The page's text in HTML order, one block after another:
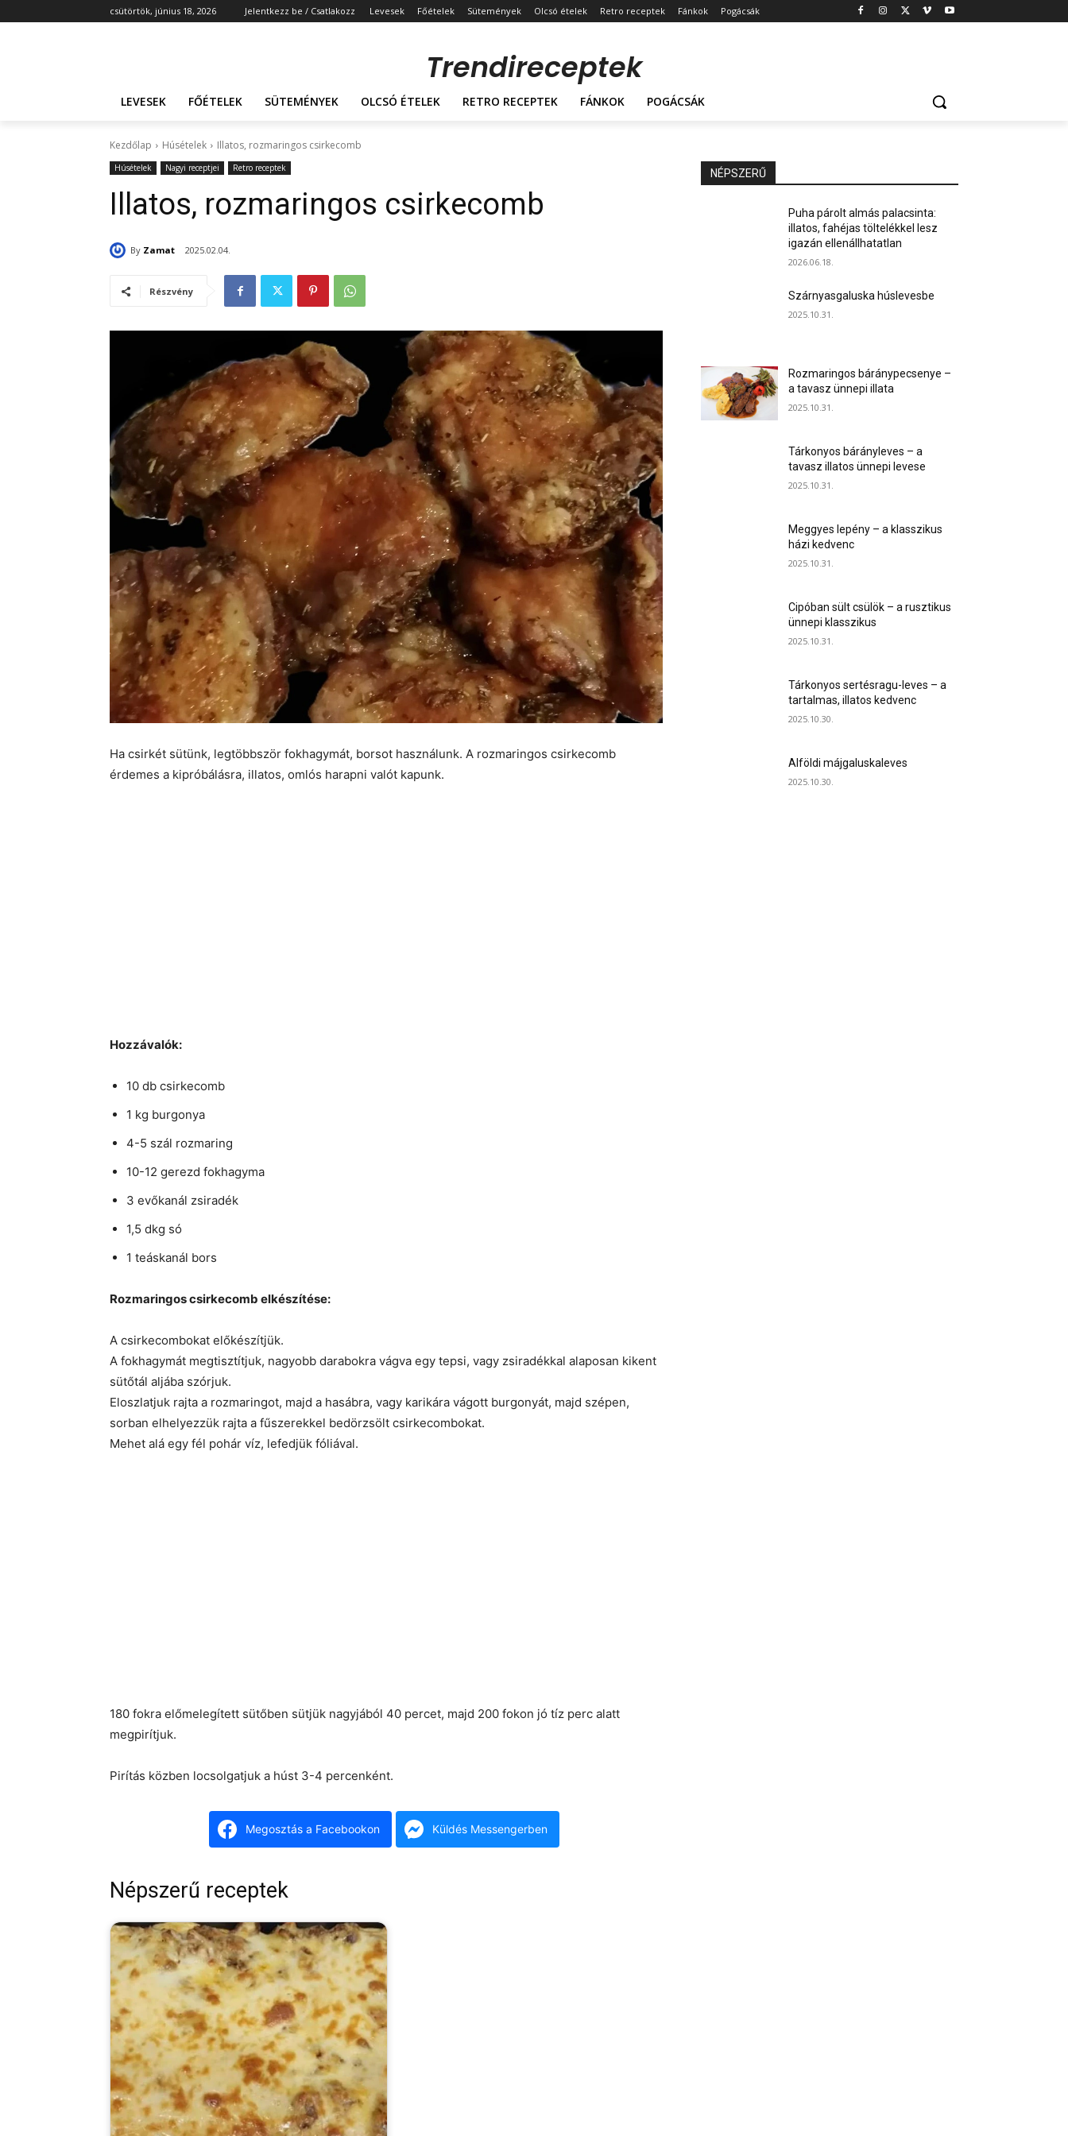
csütörtök, június 18, 2026 Jelentkezz be / Csatlakozz Levesek Főételek Sütemények Olcsó ételek Retro receptek Fánkok Pogácsák
Trendireceptek
LEVESEK FŐÉTELEK SÜTEMÉNYEK OLCSÓ ÉTELEK RETRO RECEPTEK FÁNKOK POGÁCSÁK
Kezdőlap Húsételek Illatos, rozmaringos csirkecomb
Húsételek Nagyi receptjei Retro receptek
Illatos, rozmaringos csirkecomb
By Zamat 2025.02.04.
Részvény
Ha csirkét sütünk, legtöbbször fokhagymát, borsot használunk. A rozmaringos csirkecomb
érdemes a kipróbálásra, illatos, omlós harapni valót kapunk.
Hozzávalók:
10 db csirkecomb
1 kg burgonya
4-5 szál rozmaring
10-12 gerezd fokhagyma
3 evőkanál zsiradék
1,5 dkg só
1 teáskanál bors
Rozmaringos csirkecomb elkészítése:
A csirkecombokat előkészítjük.
A fokhagymát megtisztítjuk, nagyobb darabokra vágva egy tepsi, vagy zsiradékkal alaposan kikent
sütőtál aljába szórjuk.
Eloszlatjuk rajta a rozmaringot, majd a hasábra, vagy karikára vágott burgonyát, majd szépen,
sorban elhelyezzük rajta a fűszerekkel bedörzsölt csirkecombokat.
Mehet alá egy fél pohár víz, lefedjük fóliával.
180 fokra előmelegített sütőben sütjük nagyjából 40 percet, majd 200 fokon jó tíz perc alatt
megpirítjuk.
Pirítás közben locsolgatjuk a húst 3-4 percenként.
Megosztás a Facebookon Küldés Messengerben
Népszerű receptek
NÉPSZERŰ
Puha párolt almás palacsinta:
illatos, fahéjas töltelékkel lesz
igazán ellenállhatatlan
2026.06.18.
Szárnyasgaluska húslevesbe
2025.10.31.
Rozmaringos báránypecsenye –
a tavasz ünnepi illata
2025.10.31.
Tárkonyos bárányleves – a
tavasz illatos ünnepi levese
2025.10.31.
Meggyes lepény – a klasszikus
házi kedvenc
2025.10.31.
Cipóban sült csülök – a rusztikus
ünnepi klasszikus
2025.10.31.
Tárkonyos sertésragu-leves – a
tartalmas, illatos kedvenc
2025.10.30.
Alföldi májgaluskaleves
2025.10.30.